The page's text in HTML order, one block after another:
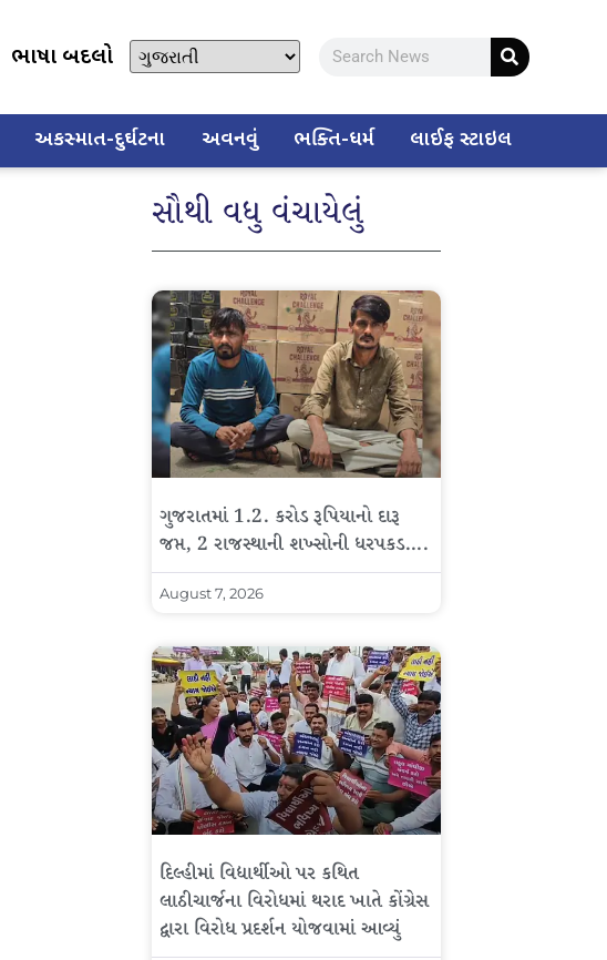
ભાષા બદલો
અકસ્માત-દુર્ઘટના અવનવું ભક્તિ-ધર્મ લાઈફ સ્ટાઇલ
સૌથી વધુ વંચાયેલું
ગુજરાતમાં 1.2. કરોડ રૂપિયાનો દારૂ
જપ્ત, 2 રાજસ્થાની શખ્સોની ધરપકડ….
August 7, 2026
દિલ્હીમાં વિદ્યાર્થીઓ પર કથિત
લાઠીચાર્જના વિરોધમાં થરાદ ખાતે કોંગ્રેસ
દ્વારા વિરોધ પ્રદર્શન યોજવામાં આવ્યું